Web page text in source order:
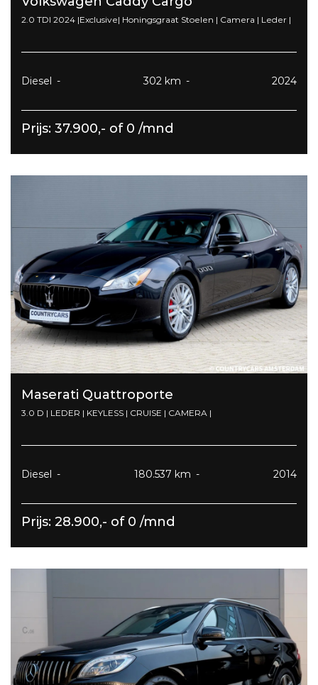
2.0 TDI 2024 |Exclusive| Honingsgraat Stoelen | Camera | Leder |
Diesel 302 km 2024
Prijs: 37.900,- of 0 /mnd
Maserati Quattroporte
3.0 D | LEDER | KEYLESS | CRUISE | CAMERA |
Diesel 180.537 km 2014
Prijs: 28.900,- of 0 /mnd